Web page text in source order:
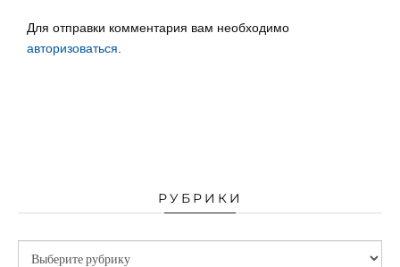
Для отправки комментария вам необходимо
авторизоваться.
РУБРИКИ